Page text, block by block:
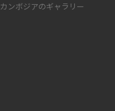
カンボジアのギャラリー